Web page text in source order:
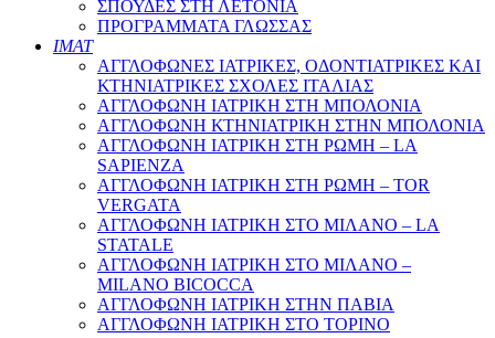
ΣΠΟΥΔΕΣ ΣΤΗ ΛΕΤΟΝΙΑ
ΠΡΟΓΡΑΜΜΑΤΑ ΓΛΩΣΣΑΣ
ΙΜΑΤ
ΑΓΓΛΟΦΩΝΕΣ ΙΑΤΡΙΚΕΣ, ΟΔΟΝΤΙΑΤΡΙΚΕΣ ΚΑΙ
ΚΤΗΝΙΑΤΡΙΚΕΣ ΣΧΟΛΕΣ ΙΤΑΛΙΑΣ
ΑΓΓΛΟΦΩΝΗ ΙΑΤΡΙΚΗ ΣΤΗ ΜΠΟΛΟΝΙΑ
ΑΓΓΛΟΦΩΝΗ ΚΤΗΝΙΑΤΡΙΚΗ ΣΤΗΝ ΜΠΟΛΟΝΙΑ
ΑΓΓΛΟΦΩΝΗ ΙΑΤΡΙΚΗ ΣΤΗ ΡΩΜΗ – LA
SAPIENZA
ΑΓΓΛΟΦΩΝΗ ΙΑΤΡΙΚΗ ΣΤΗ ΡΩΜΗ – TOR
VERGATA
ΑΓΓΛΟΦΩΝΗ ΙΑΤΡΙΚΗ ΣΤΟ ΜΙΛΑΝΟ – LA
STATALE
ΑΓΓΛΟΦΩΝΗ ΙΑΤΡΙΚΗ ΣΤΟ ΜΙΛΑΝΟ –
MILANO BICOCCA
ΑΓΓΛΟΦΩΝΗ ΙΑΤΡΙΚΗ ΣΤΗΝ ΠΑΒΙΑ
ΑΓΓΛΟΦΩΝΗ ΙΑΤΡΙΚΗ ΣΤΟ ΤΟΡΙΝΟ